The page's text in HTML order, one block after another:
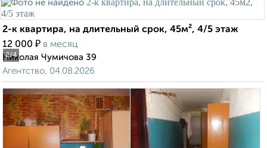
2/4
2-к квартира, на длительный срок, 45м², 4/5 этаж
12 000 ₽ в месяц
Николая Чумичова 39
Агентство, 04.08.2026